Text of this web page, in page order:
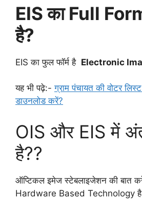
EIS का Full Form
है?
EIS का फुल फॉर्म है Electronic
यह भी पढ़े:-ग्राम पंचायत की वोटर
डाउनलोड करें?
OIS और EIS में
है??
ऑप्टिकल इमेज स्टेबलाइजेशन की बात
Hardware Based Technology है